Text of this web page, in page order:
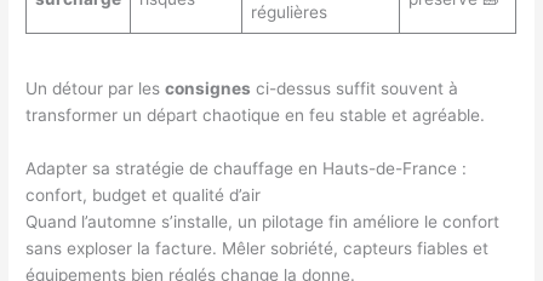
régulières
Un détour par lesconsignes ci-dessus suffit souvent à
transformer un départ chaotique en feu stable et agréable.
Adapter sa stratégie de chauffage en Hauts-de-France :
confort, budget et qualité d’air
Quand l’automne s’installe, un pilotage fin améliore le confort
sans exploser la facture. Mêler sobriété, capteurs fiables et
équipements bien réglés change la donne.